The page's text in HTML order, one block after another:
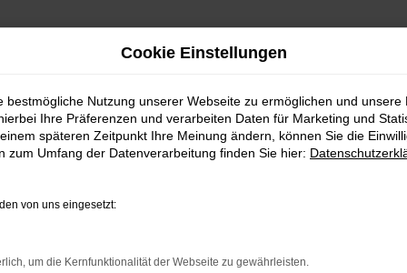
Cookie Einstellungen
bestmögliche Nutzung unserer Webseite zu ermöglichen und unsere
Ihre Präferenzen und verarbeiten Daten für Marketing und
späteren Zeitpunkt Ihre Meinung ändern, können Sie die
zum Umfang der Datenverarbeitung finden Sie hier:
von uns eingesetzt:
um die Kernfunktionalität der Webseite zu gewährleisten.